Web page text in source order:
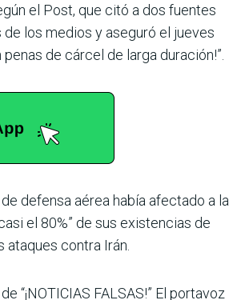
el Post, que citó a dos fuentes
los medios y aseguró el jueves
de cárcel de larga duración!”.
defensa aérea había afectado a la
el 80%” de sus existencias de
contra Irán.
FALSAS!” El portavoz